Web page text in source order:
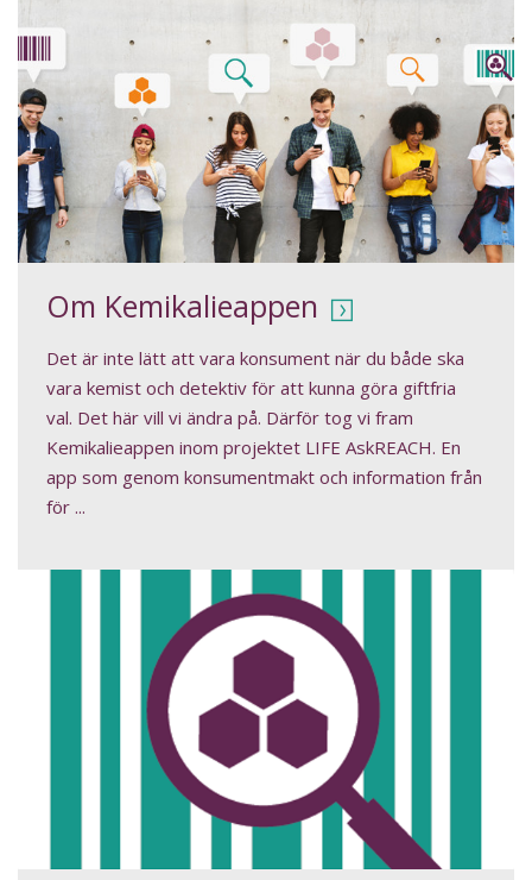
Om Kemikalieappen
Det är inte lätt att vara konsument när du både ska
vara kemist och detektiv för att kunna göra giftfria
val. Det här vill vi ändra på. Därför tog vi fram
Kemikalieappen inom projektet LIFE AskREACH. En
app som genom konsumentmakt och information från
för ...